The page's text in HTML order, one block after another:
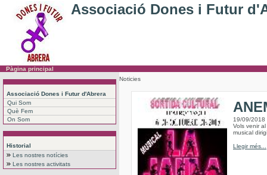
Associació Dones i Futur
Pàgina principal
Associació Dones i Futur d'Abrera
Qui Som
Què Fem
On Som
Historial
Les nostres notícies
Les nostres activitats
Noticies
19/09/2018
Vols venir
musical
Llegir més...